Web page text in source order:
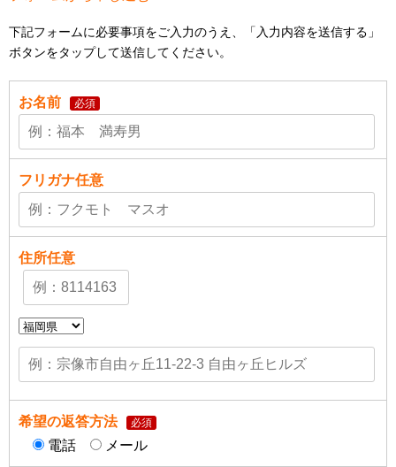
下記フォームに必要事項をご入力のうえ、「入力内容を送信する」
ボタンをタップして送信してください。
お名前 必須
フリガナ任意
住所任意
希望の返答方法 必須
電話 メール